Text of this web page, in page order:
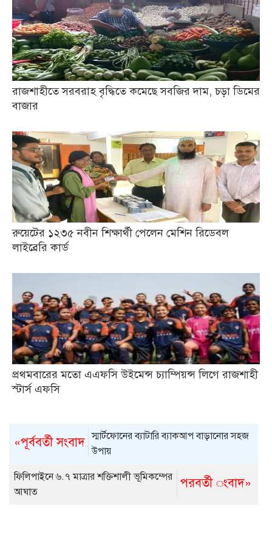
রাজশাহীতে সরবরাহ বৃদ্ধিতে কমেছে সবজির দাম, চড়া ডিমের
বাজার
রুয়েটের ১২৩৫ নবীন শিক্ষার্থী পেলেন মেশিন রিডেবল
লাইব্রেরি কার্ড
প্রথমবারের মতো এএফসি উইমেন্স চ্যাম্পিয়ন্স লিগে রাজশাহী
স্টার্স এফসি
«পূর্ববর্তী সংবাদ স্মার্টফোনের ব্যাটারি ব্যাকআপ বাড়ানোর সহজ
উপায়
পরবর্তী ংবাদ»
ফিলিপাইনে ৬.৭ মাত্রার শক্তিশালী ভূমিকম্পের
আঘাত